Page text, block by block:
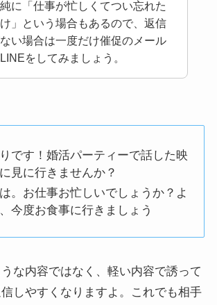
に「仕事が忙しくてつい忘れた
」という場合もあるので、返信
い場合は一度だけ催促のメール
をしてみましょう。
です！婚活パーティーで話した映
見に行きませんか？
。お仕事お忙しいでしょうか？よ
今度お食事に行きましょう
な内容ではなく、軽い内容で誘って
しやすくなりますよ。これでも相手